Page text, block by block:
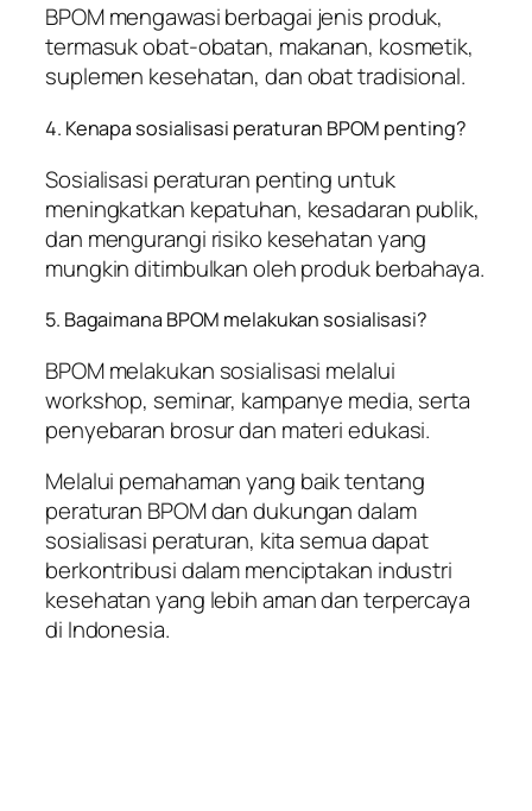
BPOM mengawasi berbagai jenis produk,
termasuk obat-obatan, makanan, kosmetik,
suplemen kesehatan, dan obat tradisional.
4. Kenapa sosialisasi peraturan BPOM penting?
Sosialisasi peraturan penting untuk
meningkatkan kepatuhan, kesadaran publik,
dan mengurangi risiko kesehatan yang
mungkin ditimbulkan oleh produk berbahaya.
5. Bagaimana BPOM melakukan sosialisasi?
BPOM melakukan sosialisasi melalui
workshop, seminar, kampanye media, serta
penyebaran brosur dan materi edukasi.
Melalui pemahaman yang baik tentang
peraturan BPOM dan dukungan dalam
sosialisasi peraturan, kita semua dapat
berkontribusi dalam menciptakan industri
kesehatan yang lebih aman dan terpercaya
di Indonesia.